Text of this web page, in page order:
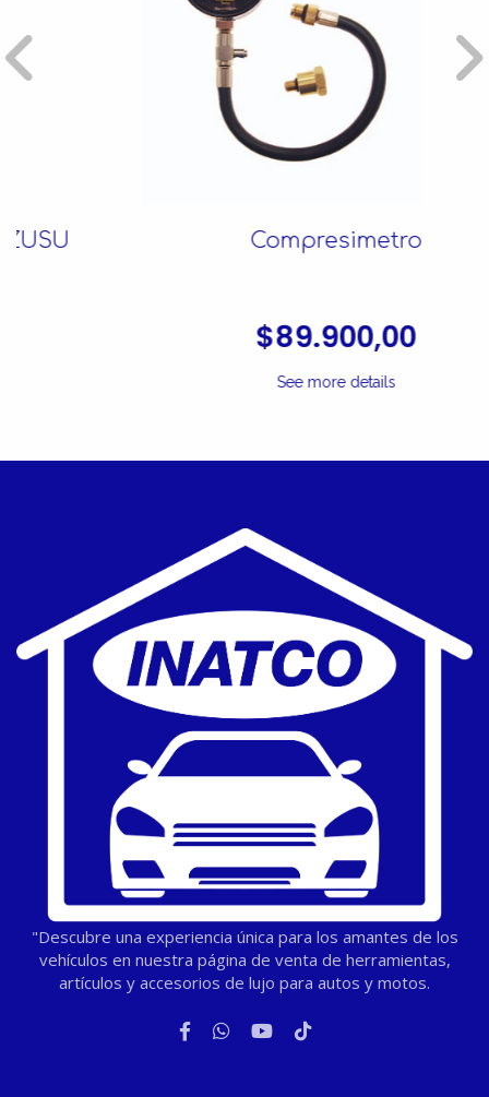
Compresimetro
$89.900,00
See more details
"Descubre una experiencia única para los amantes de los
vehículos en nuestra página de venta de herramientas,
artículos y accesorios de lujo para autos y motos.